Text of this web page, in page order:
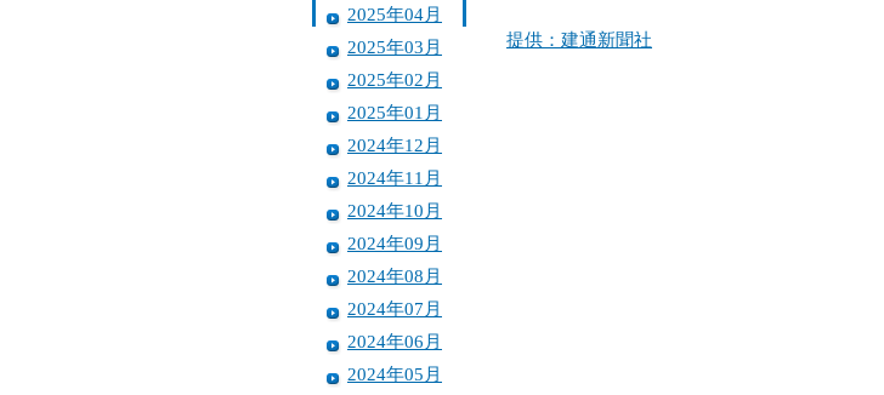
2025年04月
2025年03月
2025年02月
2025年01月
2024年12月
2024年11月
2024年10月
2024年09月
2024年08月
2024年07月
2024年06月
2024年05月
提供：建通新聞社